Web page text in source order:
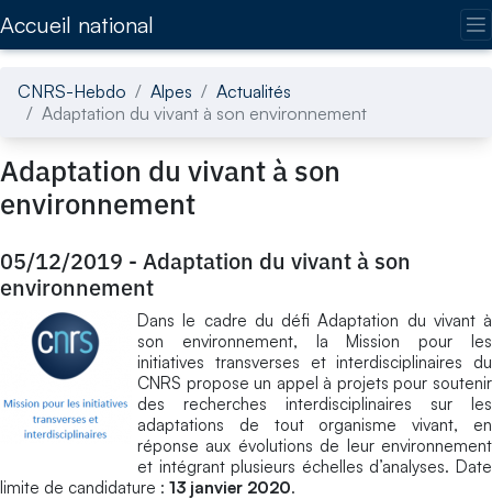
Accueil national
CNRS-Hebdo Alpes
Actualités
Adaptation du vivant à son environnement
Adaptation du vivant à son
environnement
05/12/2019 - Adaptation du vivant à son
environnement
Dans le cadre du défi Adaptation du vivant à
son environnement, la Mission pour les
initiatives transverses et interdisciplinaires du
CNRS propose un appel à projets pour soutenir
des recherches interdisciplinaires sur les
adaptations de tout organisme vivant, en
réponse aux évolutions de leur environnement
et intégrant plusieurs échelles d’analyses. Date
limite de candidature : 13 janvier 2020.